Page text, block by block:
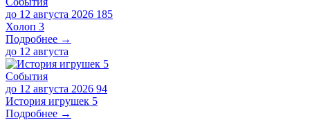
до 12 августа 2026 185
Холоп 3
Подробнее →
до 12 августа
События
до 12 августа 2026 94
История игрушек 5
Подробнее →